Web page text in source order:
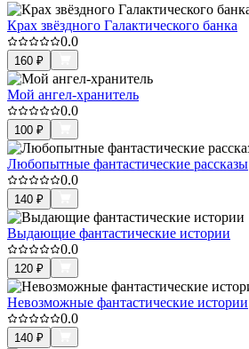
Крах звёздного Галактического банка
0.0
160 ₽
Мой ангел-хранитель
0.0
100 ₽
Любопытные фантастические рассказы
0.0
140 ₽
Выдающие фантастические истории
0.0
120 ₽
Невозможные фантастические истории
0.0
140 ₽